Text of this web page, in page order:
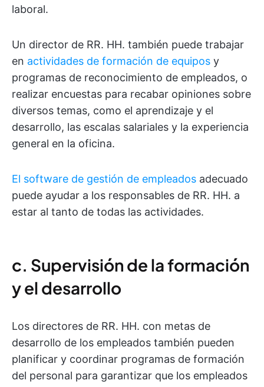
laboral.
Un director de RR. HH. también puede trabajar
en actividades de formación de equipos y
programas de reconocimiento de empleados, o
realizar encuestas para recabar opiniones sobre
diversos temas, como el aprendizaje y el
desarrollo, las escalas salariales y la experiencia
general en la oficina.
El software de gestión de empleados adecuado
puede ayudar a los responsables de RR. HH. a
estar al tanto de todas las actividades.
c. Supervisión de la formación
y el desarrollo
Los directores de RR. HH. con metas de
desarrollo de los empleados también pueden
planificar y coordinar programas de formación
del personal para garantizar que los empleados